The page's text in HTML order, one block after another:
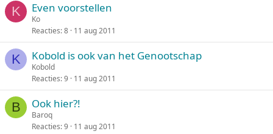
K Even voorstellen
Ko
Reacties 8 11 aug 2011
K Kobold is ook van het Genootschap
Kobold
Reacties 9 11 aug 2011
B Ook hier?!
Baroq
Reacties 9 11 aug 2011